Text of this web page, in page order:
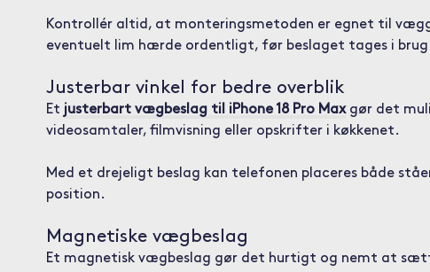
Kontrollér altid, at monteringsmetoden er egnet til
eventuelt lim hærde ordentligt, før beslaget tages i
Justerbar vinkel for bedre overblik
Et justerbart vægbeslag til iPhone 18 Pro Maxgør det
videosamtaler, filmvisning eller opskrifter i køkkenet.
Med et drejeligt beslag kan telefonen placeres både
position.
Magnetiske vægbeslag
Et magnetisk vægbeslag gør det hurtigt og nemt at